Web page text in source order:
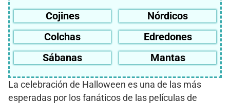
Cojines
Nórdicos
Colchas
Edredones
Sábanas
Mantas
La celebración de Halloween es una de las más
esperadas por los fanáticos de las películas de